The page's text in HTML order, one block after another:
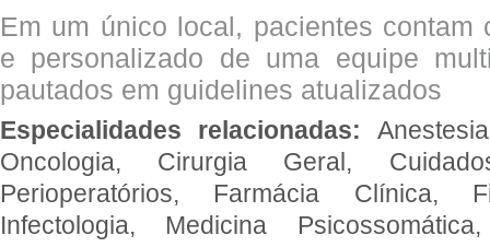
Em um único local, pacientes contam
e personalizado de uma equipe
pautados em guidelines atualizados
Especialidades relacionadas:
Oncologia, Cirurgia Geral,
Perioperatórios, Farmácia Clínica,
Infectologia, Medicina